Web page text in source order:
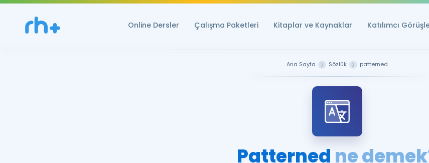
Online Dersler Çalışma Paketleri Kitaplar ve Kaynaklar Katılımcı
YDS ve
Ana Sayfa Sözlük patterned
Patterned ne